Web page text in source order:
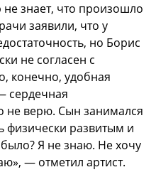
знает, что произошло
заявили, что у
но Борис
не согласен с
конечно, удобная
сердечная
не верю. Сын занимался
физически развитым и
Я не знаю. Не хочу
— отметил артист.